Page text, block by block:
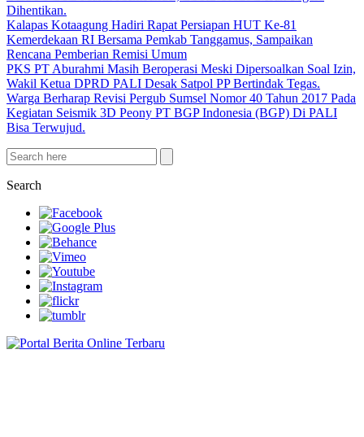
Dihentikan.
Kalapas Kotaagung Hadiri Rapat Persiapan HUT Ke-81
Kemerdekaan RI Bersama Pemkab Tanggamus, Sampaikan
Rencana Pemberian Remisi Umum
PKS PT Aburahmi Masih Beroperasi Meski Dipersoalkan Soal Izin,
Wakil Ketua DPRD PALI Desak Satpol PP Bertindak Tegas.
Warga Berharap Revisi Pergub Sumsel Nomor 40 Tahun 2017 Pada
Kegiatan Seismik 3D Peony PT BGP Indonesia (BGP) Di PALI
Bisa Terwujud.
Search